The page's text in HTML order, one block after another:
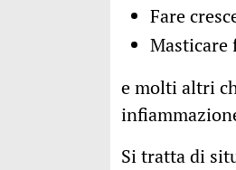
Fare
Masticare
e molti altri
Si tratta di